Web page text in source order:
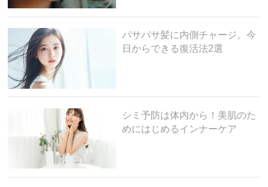
パサパサ髪に内側チャージ。今
日からできる復活法2選
シミ予防は体内から！美肌のた
めにはじめるインナーケア